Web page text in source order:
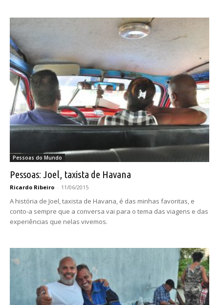
Pessoas do Mundo
Pessoas: Joel, taxista de Havana
Ricardo Ribeiro - 11/06/2015
A história de Joel, taxista de Havana, é das minhas favoritas, e
conto-a sempre que a conversa vai para o tema das viagens e das
experiências que nelas vivemos.